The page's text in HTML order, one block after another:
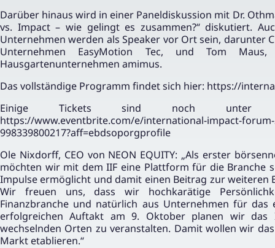
Darüber hinaus wird in einer Paneldiskussion mit Dr.
vs. Impact – wie gelingt es zusammen?“ diskutiert.
Unternehmen werden als Speaker vor Ort sein, darunter
Unternehmen EasyMotion Tec, und Tom Maus,
Hausgartenunternehmen amimus.
Das vollständige Programm findet sich hier: https://
Einige Tickets sind noch unter
https://www.eventbrite.com/e/international-impact-
998339800217?aff=ebdsoporgprofile
Ole Nixdorff, CEO von NEON EQUITY: „Als erster
möchten wir mit dem IIF eine Plattform für die Branche
Impulse ermöglicht und damit einen Beitrag zur weiteren
Wir freuen uns, dass wir hochkarätige
Finanzbranche und natürlich aus Unternehmen für
erfolgreichen Auftakt am 9. Oktober planen wir
wechselnden Orten zu veranstalten. Damit wollen wir
Markt etablieren.“